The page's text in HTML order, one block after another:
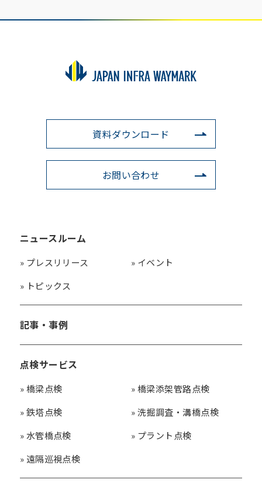
資料ダウンロード
お問い合わせ
ニュースルーム
» プレスリリース » イベント
» トピックス
記事・事例
点検サービス
»橋梁点検 »橋梁添架管路点検
»鉄塔点検 »洗掘調査・溝橋点検
»水管橋点検 » プラント点検
» 遠隔巡視点検